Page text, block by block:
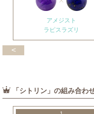
アメジスト
ラピスラズリ
<
「シトリン」の組み合わ